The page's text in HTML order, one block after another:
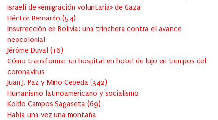
israelí de «emigración voluntaria» de Gaza
Héctor Bernardo (54)
Insurrección en Bolivia: una trinchera contra el avance
neocolonial
Jérôme Duval (16)
Cómo transformar un hospital en hotel de lujo en tiempos del
coronavirus
Juan J. Paz y Miño Cepeda (342)
Humanismo latinoamericano y socialismo
Koldo Campos Sagaseta (69)
Había una vez una montaña